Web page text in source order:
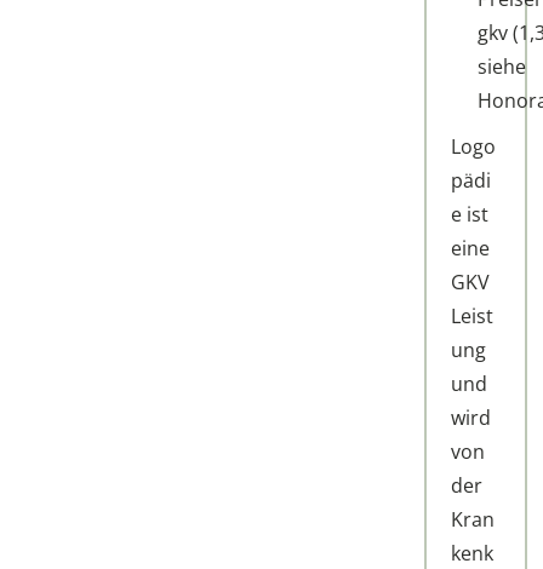
gkv
siehe
Logo
pädi
e ist
eine
GKV
Leist
ung
und
wird
von
der
Kran
kenk